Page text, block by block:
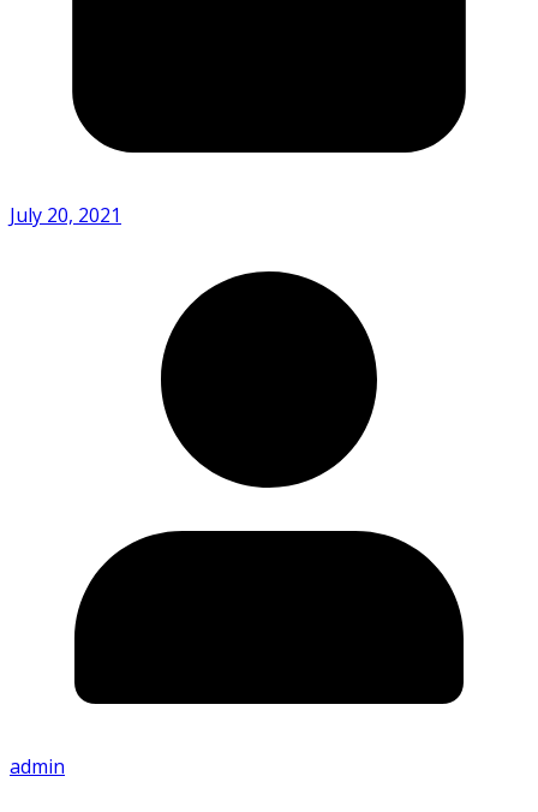
July 20, 2021
admin